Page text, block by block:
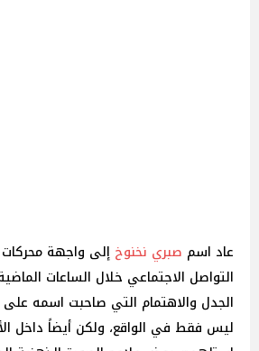
عاد اسم صبري نخنوخ إلى واجهة
التواصل الاجتماعي خلال الساعات
الجدل والاهتمام التي صاحبت اسمه
ليس فقط في الواقع، ولكن أيضاً داخل